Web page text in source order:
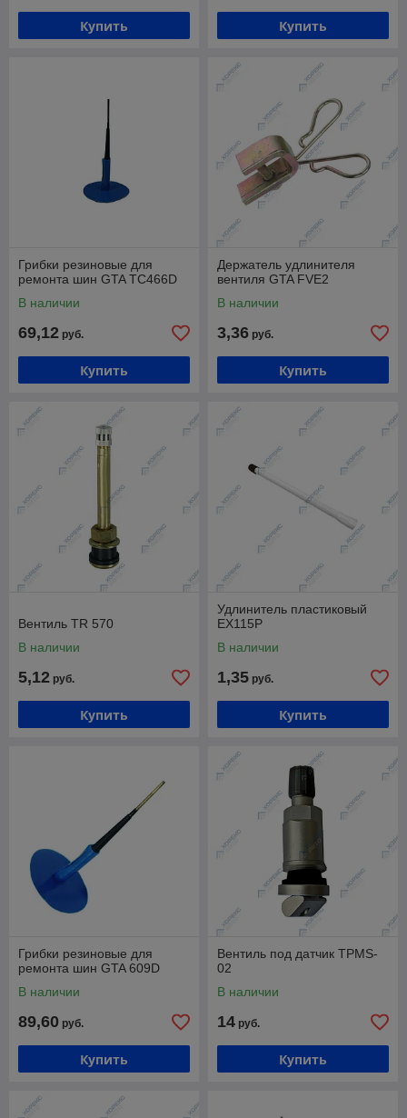
Купить Купить
Грибки резиновые для
ремонта шин GTA ТС466D
В наличии
69,12 руб.
Купить
Держатель удлинителя
вентиля GTA FVE2
В наличии
3,36 руб.
Купить
Вентиль TR 570
В наличии
5,12 руб.
Купить
Удлинитель пластиковый
EX115P
В наличии
1,35 руб.
Купить
Грибки резиновые для
ремонта шин GTA 609D
В наличии
89,60 руб.
Купить
Вентиль под датчик TPMS-
02
В наличии
14 руб.
Купить